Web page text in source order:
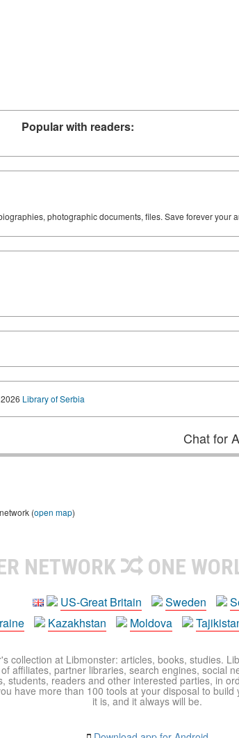
Popular with readers:
photographic documents, files. Save forever your
Library of Serbia
Chat for
(open map)
NETWORK ONE
US-Great Britain Sweden
Kazakhstan Moldova
collection at Libmonster: articles, books, studies.
affiliates, partner libraries, search engines, social
students, readers and other interested parties, in
have more than 100 tools at your disposal to
it is, and it always will be.